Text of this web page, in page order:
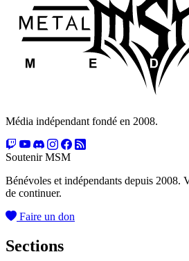
Média indépendant fondé en 2008.
Soutenir MSM
Bénévoles et indépendants depuis 2008.
de continuer.
Faire un don
Sections